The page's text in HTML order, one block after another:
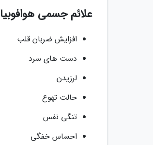
علائم جسمی هوافوبیا
افزایش ضربان قلب
دست های سرد
لرزیدن
حالت تهوع
تنگی نفس
احساس خفگی